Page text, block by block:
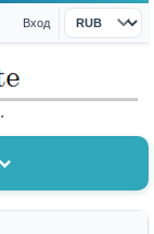
Вход
Валюта
.